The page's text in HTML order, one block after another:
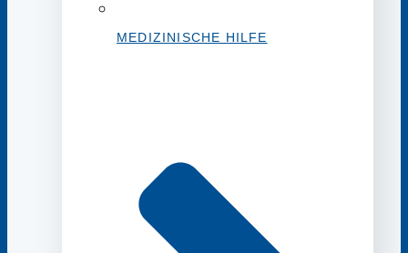
MEDIZINISCHE HILFE